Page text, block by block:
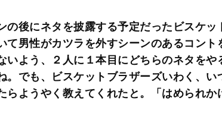
後にネタを披露する予定だったビスケッ
て男性がカツラを外すシーンのあるコント
いよう、２人に１本目にどちらのネタをや
。でも、ビスケットブラザーズいわく、い
らようやく教えてくれたと。「はめられか